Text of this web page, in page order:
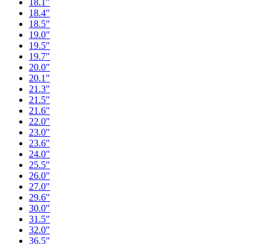
18.1"
18.4"
18.5"
19.0"
19.5"
19.7"
20.0"
20.1"
21.3"
21.5"
21.6"
22.0"
23.0"
23.6"
24.0"
25.5"
26.0"
27.0"
29.6"
30.0"
31.5"
32.0"
36.5"